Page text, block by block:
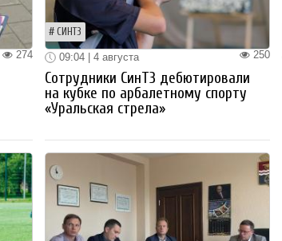
274
СИНТЗ
250
09:04 | 4 августа
Сотрудники СинТЗ дебютировали
на кубке по арбалетному спорту
«Уральская стрела»